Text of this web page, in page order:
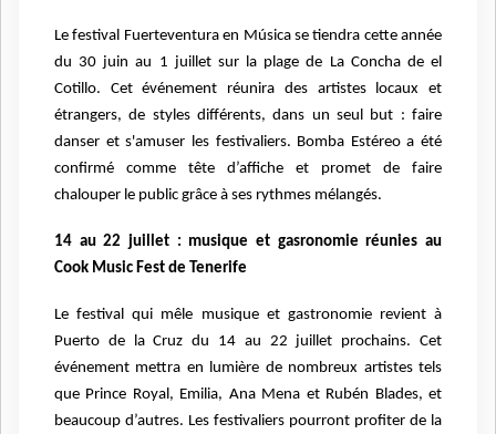
Le festival Fuerteventura en Música se tiendra cette année
du 30 juin au 1 juillet sur la plage de La Concha de el
Cotillo. Cet événement réunira des artistes locaux et
étrangers, de styles différents, dans un seul but : faire
danser et s'amuser les festivaliers. Bomba Estéreo a été
confirmé comme tête d’affiche et promet de faire
chalouper le public grâce à ses rythmes mélangés.
14 au 22 juillet : musique et gasronomie réunies au
Cook Music Fest de Tenerife
Le festival qui mêle musique et gastronomie revient à
Puerto de la Cruz du 14 au 22 juillet prochains. Cet
événement mettra en lumière de nombreux artistes tels
que Prince Royal, Emilia, Ana Mena et Rubén Blades, et
beaucoup d’autres. Les festivaliers pourront profiter de la